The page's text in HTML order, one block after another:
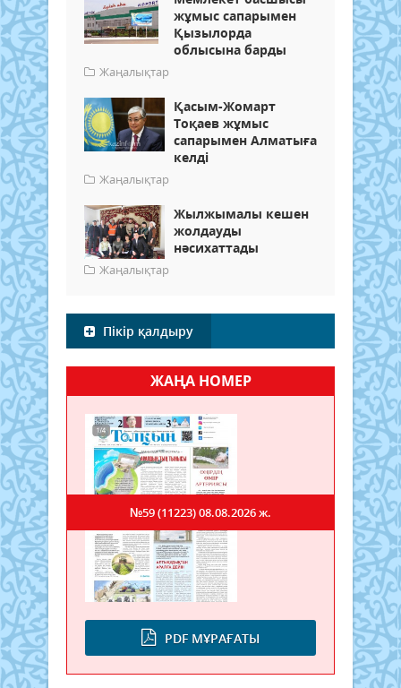
жұмыс сапарымен
Қызылорда
облысына барды
Жаңалықтар
Қасым-Жомарт
Тоқаев жұмыс
сапарымен Алматыға
келді
Жаңалықтар
Жылжымалы кешен
жолдауды
нәсихаттады
Жаңалықтар
Пікір қалдыру
ЖАҢА НОМЕР
PDF МҰРАҒАТЫ
№59 (11223)08.08.2026 ж.